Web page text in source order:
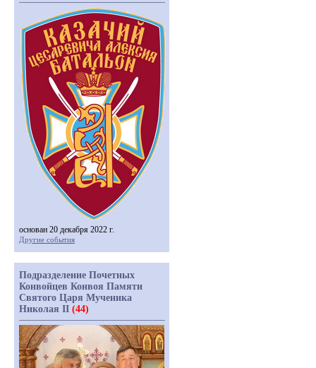
основан 20 декабря 2022 г.
Другие события
Подразделение Почетных
Конвойцев Конвоя Памяти
Святого Царя Мученика
Николая II (44)